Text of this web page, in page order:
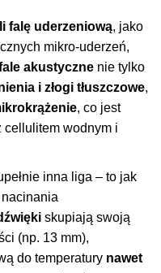
falę uderzeniową, jako
mikro-uderzeń,
akustyczne nie tylko
i złogi tłuszczowe,
, co jest
wodnym i
inna liga – to jak
skupiają swoją
(np. 13 mm),
do temperatury nawet